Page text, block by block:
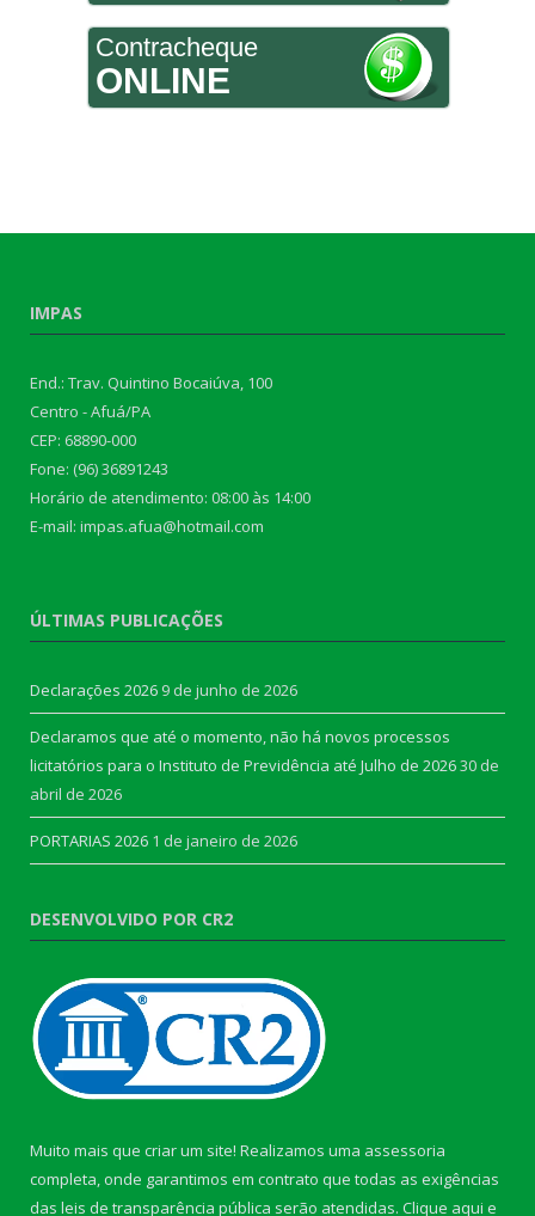
Contracheque
ONLINE
IMPAS
End.: Trav. Quintino Bocaiúva, 100
Centro - Afuá/PA
CEP: 68890-000
Fone: (96) 36891243
Horário de atendimento: 08:00 às 14:00
E-mail: impas.afua@hotmail.com
ÚLTIMAS PUBLICAÇÕES
Declarações 2026 9 de junho de 2026
Declaramos que até o momento, não há novos processos
licitatórios para o Instituto de Previdência até Julho de 202630 de
abril de 2026
PORTARIAS 2026 1 de janeiro de 2026
DESENVOLVIDO POR CR2
Muito mais que criar um site! Realizamos uma assessoria
completa, onde garantimos em contrato que todas as exigências
das leis de transparência pública serão atendidas. Clique aqui e